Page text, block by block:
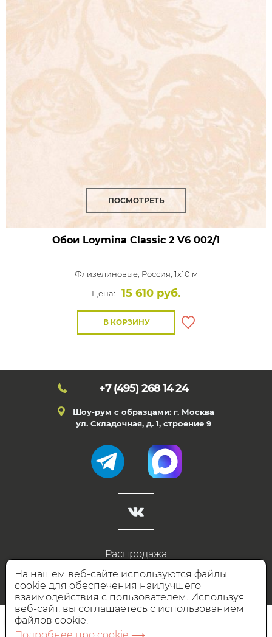
ПОСМОТРЕТЬ
Обои Loymina Classic 2 V6 002/1
Флизелиновые, Россия, 1x10 м
Цена:
15 610 руб.
В КОРЗИНУ
+7 (495) 268 14 24
Шоу-рум с образцами: г. Москва
ул. Складочная, д. 1, строение 9
Распродажа
Готовые дизайны
Дизайнерам
НАШИ ПАРТНЁРЫ
На нашем веб-сайте используются файлы
cookie для обеспечения наилучшего
взаимодействия с пользователем. Используя
веб-сайт, вы соглашаетесь с использованием
файлов cookie.